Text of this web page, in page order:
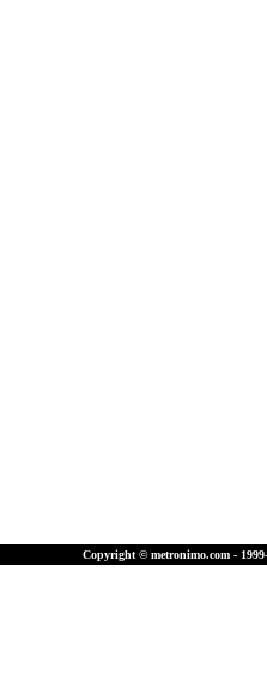
Copyright © metronimo.com -